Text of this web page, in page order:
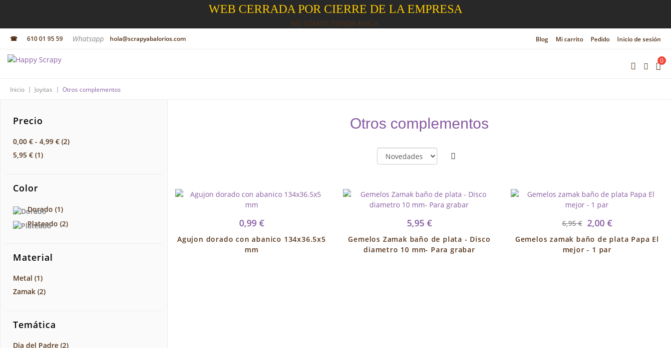
WEB CERRADA POR CIERRE DE LA EMPRESA
NO SOMOS TIENDA FISICA
☎ 610 01 95 59 Whatsapp hola@scrapyabalorios.com Blog Mi carrito Pedido Inicio de sesión
0
Inicio | Joyitas | Otros complementos
Otros complementos
0,99 €
Agujon dorado con abanico 134x36.5x5
mm
5,95 €
Gemelos Zamak baño de plata - Disco
diametro 10 mm- Para grabar
2,00 €
6,95 €
Gemelos zamak baño de plata Papa El
mejor - 1 par
Precio
0,00 € - 4,99 € (2)
5,95 € (1)
Color
Dorado (1)
Plateado (2)
Material
Metal (1)
Zamak (2)
Temática
Dia del Padre (2)